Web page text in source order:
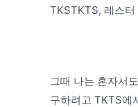
TKSTKTS, 레스
그때 나는 혼자서
구하려고 TKTS에